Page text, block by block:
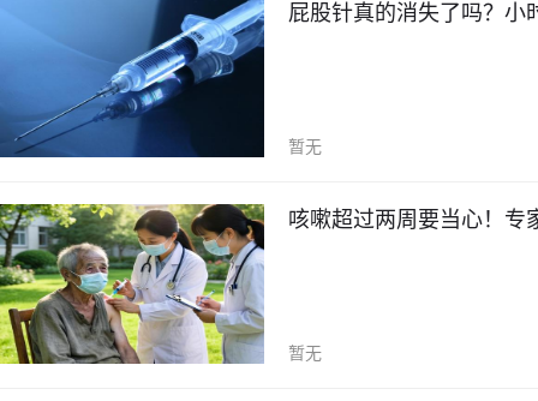
屁股针真的消失了吗？小
暂无
咳嗽超过两周要当心！专
暂无